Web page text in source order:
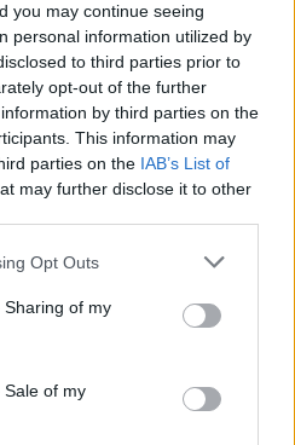
you may continue seeing
personal information utilized by
to third parties prior to
opt-out of the further
by third parties on the
This information may
parties on the IAB’s List of
may further disclose it to other
app uses one or more Google
behaviour. You may click to
and its third-party tags to
purposes in below Google
Opt Outs
of my
of my
annak a mintegy
a helyzetére, akiket
az olasz
szinte
éhbérért.